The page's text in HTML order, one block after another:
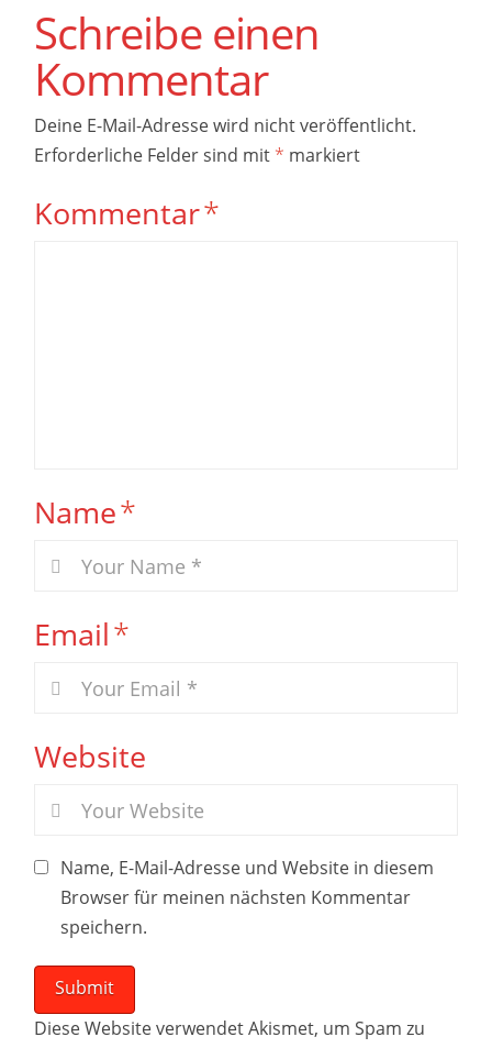
Schreibe einen
Kommentar
Deine E-Mail-Adresse wird nicht veröffentlicht.
Erforderliche Felder sind mit * markiert
Kommentar*
Name*
Email*
Website
Name, E-Mail-Adresse und Website in diesem
Browser für meinen nächsten Kommentar
speichern.
Diese Website verwendet Akismet, um Spam zu